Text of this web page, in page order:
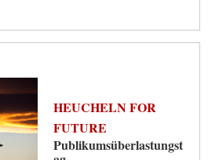
HEUCHELN FOR
FUTURE
Publikumsüberlastungst